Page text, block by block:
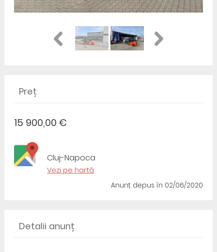
Preț
15 900,00 €
Cluj-Napoca
Vezi pe hartă
Anunț depusîn 02/06/2020
Detalii anunț